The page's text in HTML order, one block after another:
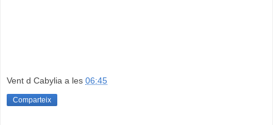
Vent d Cabylia a les 06:45
Comparteix